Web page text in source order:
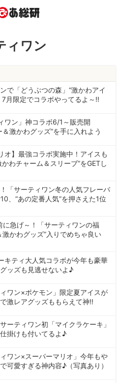
ィワン
で「どうぶつの森」“激かわアイ
7月限定でコラボやってるよ～!!
ワン」神コラボ6/1～販売開
激かわグッズ”を手に入れよう
オ】最強コラボ実施中！アイスも
わチャーム＆スリーブ”をGETし
「サーティワン冬の人気フレーバ
、“あの定番人気”を押さえた1位
に急げ～！「サーティワンの福
かわグッズ”入りでめちゃ良い
キティ大人気コラボが今年も豪華
ッズも見逃せないよ♪
ィワン×ポケモン」限定夏アイスが
激レアグッズももらえて神!!
ーティワン初「マイクラケーキ」
掛けも付いてるよ♪
ワン×スーパーマリオ」今年もや
可愛すぎる神内容♪（写真あり）